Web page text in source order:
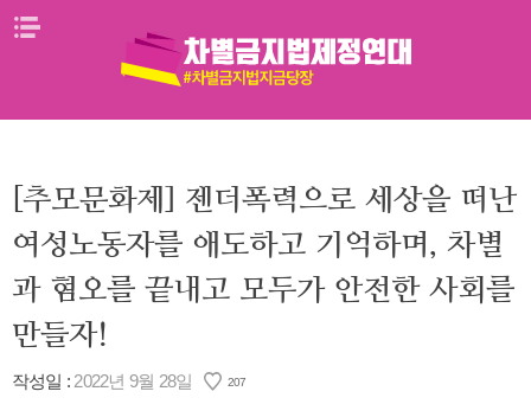
Skip
[추모문화제] 젠더폭력으로 세상을 떠난
여성노동자를 애도하고 기억하며, 차별
과 혐오를 끝내고 모두가 안전한 사회를
만들자!
작성일 : 2022년 9월 28일 207